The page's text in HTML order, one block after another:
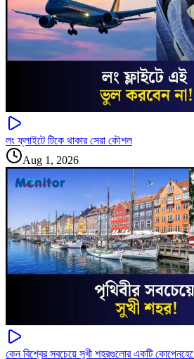
লং ফ্লাইটে টিকে থাকার সেরা কৌশল
Aug 1, 2026
কেন বিশ্বের সবচেয়ে সুখী শহরগুলোর একটি